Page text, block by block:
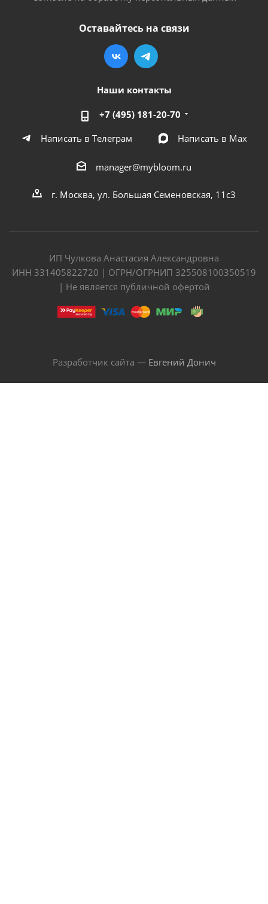
Оставайтесь на связи
Наши контакты
+7 (495) 181-20-70
Написать в Телеграм
Написать в Мах
manager@mybloom.ru
г. Москва, ул. Большая Семеновская, 11с3
ИП Чулкова Анастасия Александровна
ИНН 331405822720 | ОГРН/ОГРНИП 325508100350519
| Не является публичной офертой
Разработчик сайта — Евгений Донич